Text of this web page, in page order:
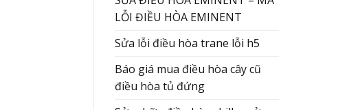
LỖI ĐIỀU HÒA EMINENT
Sửa lỗi điều hòa trane lỗi h5
Báo giá mua điều hòa cây cũ
điều hòa tủ đứng